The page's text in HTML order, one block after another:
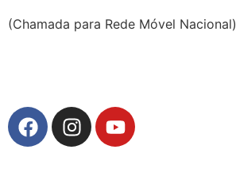
(Chamada para Rede Móvel Nacional)